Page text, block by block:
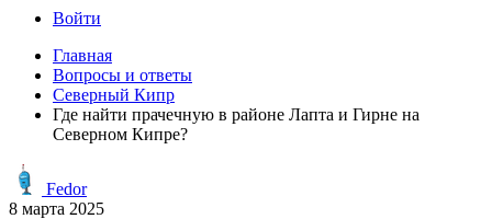
Войти
Главная
Вопросы и ответы
Северный Кипр
Где найти прачечную в районе Лапта и Гирне на
Северном Кипре?
Fedor
8 марта 2025